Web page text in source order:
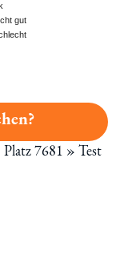
gut
Platz 7681 » Test